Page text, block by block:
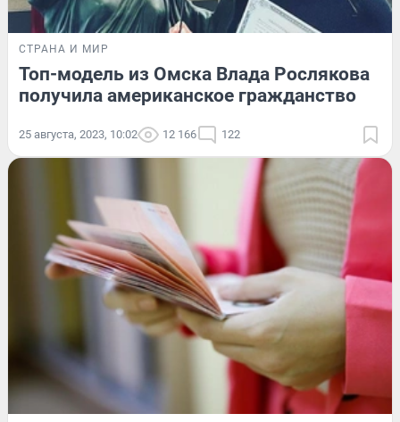
СТРАНА И МИР
Топ-модель из Омска Влада Рослякова
получила американское гражданство
25 августа, 2023, 10:02 12 166 122